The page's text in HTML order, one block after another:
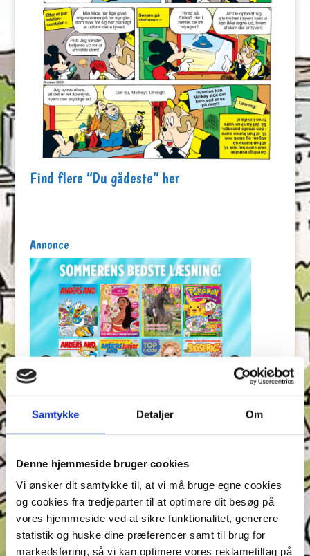
Samtykke Detaljer Om
Denne hjemmeside bruger cookies
Vi ønsker dit samtykke til, at vi må bruge egne cookies
og cookies fra tredjeparter til at optimere dit besøg på
vores hjemmeside ved at sikre funktionalitet, generere
statistik og huske dine præferencer samt til brug for
markedsføring, så vi kan optimere vores reklametiltag på
Find flere “Du gådeste” her
Annonce
Seneste indlæg
Krydsen, Find skyggen og Find ord – Test din
opmærksomhed i Anders And!